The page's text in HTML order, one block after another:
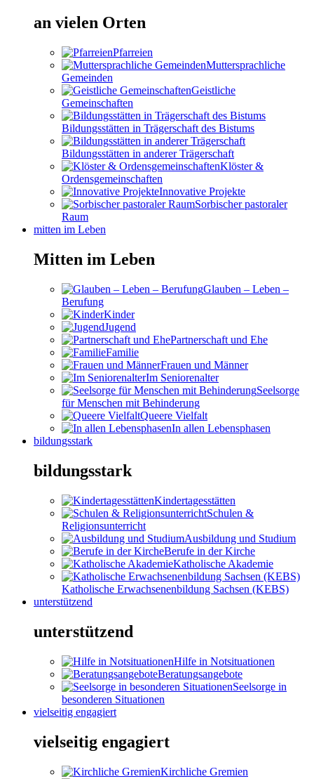
an vielen Orten
Pfarreien
Muttersprachliche
Gemeinden
Geistliche
Gemeinschaften
Bildungsstätten in Trägerschaft des Bistums
Bildungsstätten in anderer Trägerschaft
Klöster &
Ordensgemeinschaften
Innovative Projekte
Sorbischer pastoraler
Raum
mitten im Leben
Mitten im Leben
Glauben – Leben –
Berufung
Kinder
Jugend
Partnerschaft und Ehe
Familie
Frauen und Männer
Im Seniorenalter
Seelsorge
für Menschen mit Behinderung
Queere Vielfalt
In allen Lebensphasen
bildungsstark
bildungsstark
Kindertagesstätten
Schulen &
Religionsunterricht
Ausbildung und Studium
Berufe in der Kirche
Katholische Akademie
Katholische Erwachsenenbildung Sachsen (KEBS)
unterstützend
unterstützend
Hilfe in Notsituationen
Beratungsangebote
Seelsorge in
besonderen Situationen
vielseitig engagiert
vielseitig engagiert
Kirchliche Gremien